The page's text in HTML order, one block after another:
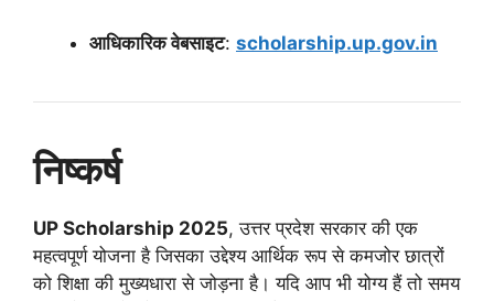
आधिकारिक वेबसाइट: scholarship.up.gov.in
निष्कर्ष
UP Scholarship 2025, उत्तर प्रदेश सरकार की एक
महत्वपूर्ण योजना है जिसका उद्देश्य आर्थिक रूप से कमजोर छात्रों
को शिक्षा की मुख्यधारा से जोड़ना है। यदि आप भी योग्य हैं तो समय